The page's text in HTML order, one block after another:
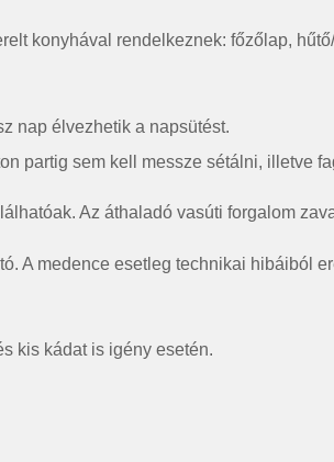
konyhával rendelkeznek: főzőlap,
nap élvezhetik a napsütést.
partig sem kell messze sétálni, illetve
Az áthaladó vasúti forgalom
A medence esetleg technikai hibáiból
kis kádat is igény esetén.